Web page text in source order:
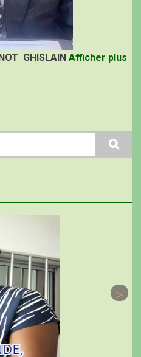
GHISLAIN Afficher plus